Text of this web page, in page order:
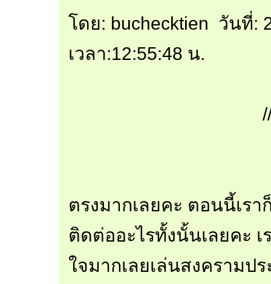
โดย: buchecktien วันที่:
เวลา:12:55:48 น.
ตรงมากเลยคะ ตอนนี้เร
ติดต่ออะไรทั้งนั้นเลยคะ
ใจมากเลยเล่นสงครามป